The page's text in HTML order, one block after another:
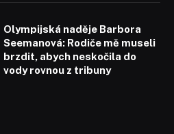
Olympijská naděje Barbora
Seemanová: Rodiče mě museli
brzdit, abych neskočila do
vody rovnou z tribuny